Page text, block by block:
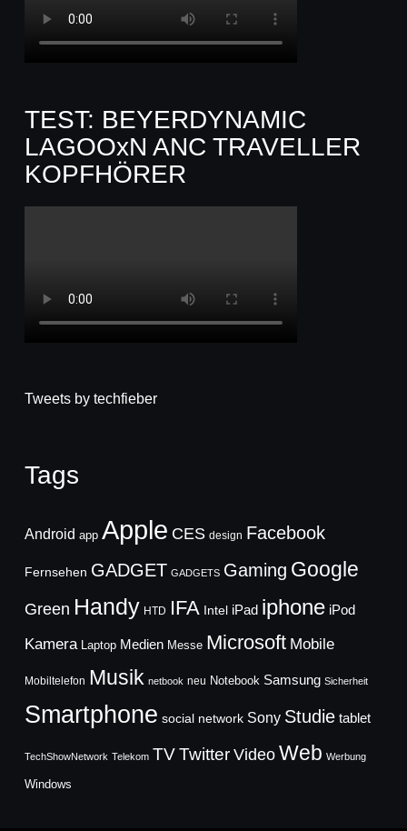
TEST: BEYERDYNAMIC
LAGOOxN ANC TRAVELLER
KOPFHÖRER
Tweets by techfieber
Tags
Android app Apple CES design Facebook
Fernsehen GADGET GADGETS Gaming Google
Green Handy HTD IFA Intel iPad iphone iPod
Kamera Laptop Medien Messe Microsoft Mobile
Mobiltelefon Musik netbook neu Notebook Samsung Sicherheit
Smartphone social network Sony Studie tablet
TechShowNetwork Telekom TVTwitter Video Web Werbung
Windows